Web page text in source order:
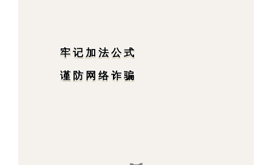
牢记加法公式
谨防网络诈骗